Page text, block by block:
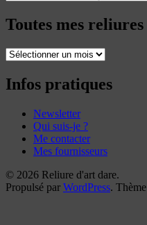
Toutes mes reliures
Toutes
reliures
Infos pratiques
Newsletter
Qui suis-je ?
Me contacter
Mes fournisseurs
© 2026 Reliure d'art dare.
Propulsé par WordPress. Thème